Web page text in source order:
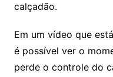
calçadão.
Em um vídeo que
é possível ver o
perde o controle do